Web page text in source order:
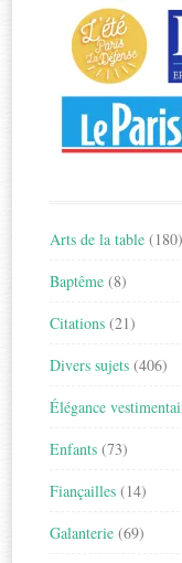
Arts de la table (180)
Baptême (8)
Citations (21)
Divers sujets (406)
Élégance
Enfants (73)
Fiançailles (14)
Galanterie (69)